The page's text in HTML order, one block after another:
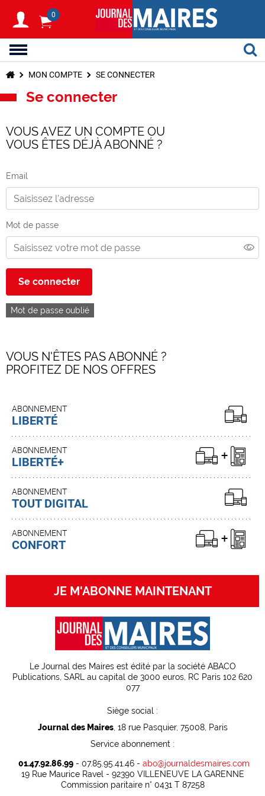
0
MON COMPTE SE CONNECTER
Se connecter
VOUS AVEZ UN COMPTE OU
VOUS ÊTES DÉJÀ ABONNÉ ?
Email
Mot de passe
Se connecter
Mot de passe oublié
VOUS N'ÊTES PAS ABONNÉ ?
PROFITEZ DE NOS OFFRES
ABONNEMENT
LIBERTÉ
ABONNEMENT
LIBERTÉ+
ABONNEMENT
TOUT DIGITAL
ABONNEMENT
CONFORT
JE M'ABONNE MAINTENANT
Le Journal des Maires est édité par la société ABACO
Publications, SARL au capital de 3000 euros, RC Paris 102 620
077
Siège social :
Journal des Maires, 18 rue Pasquier, 75008, Paris
Service abonnement :
01.47.92.86.99- 07.85.95.41.46 - abo@journaldesmaires.com
19 Rue Maurice Ravel - 92390 VILLENEUVE LA GARENNE
Commission paritaire n° 0431 T 87258